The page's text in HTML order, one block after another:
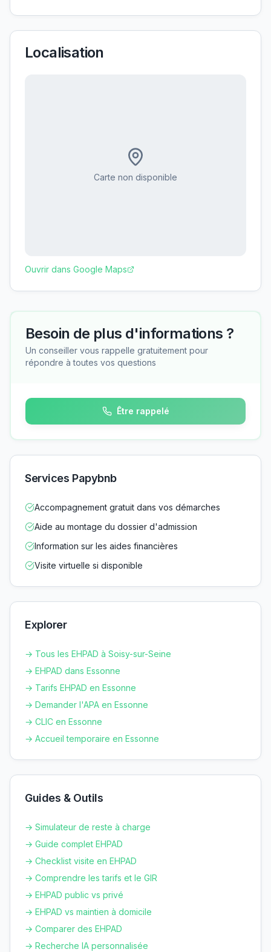
Localisation
Carte non disponible
Ouvrir dans Google Maps
Besoin de plus d'informations ?
Un conseiller vous rappelle gratuitement pour
répondre à toutes vos questions
Être rappelé
Services Papybnb
Accompagnement gratuit dans vos démarches
Aide au montage du dossier d'admission
Information sur les aides financières
Visite virtuelle si disponible
Explorer
→ Tous les EHPAD à Soisy-sur-Seine
→ EHPAD dans Essonne
→ Tarifs EHPAD en Essonne
→ Demander l'APA en Essonne
→ CLIC en Essonne
→ Accueil temporaire en Essonne
Guides & Outils
→ Simulateur de reste à charge
→ Guide complet EHPAD
→ Checklist visite en EHPAD
→ Comprendre les tarifs et le GIR
→ EHPAD public vs privé
→ EHPAD vs maintien à domicile
→ Comparer des EHPAD
→ Recherche IA personnalisée